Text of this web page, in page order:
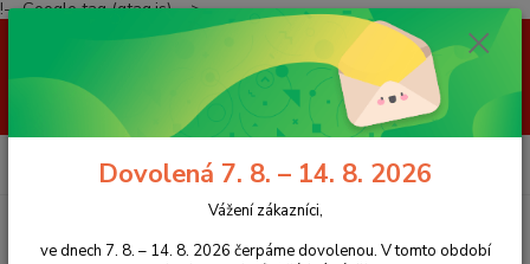
!-- Google tag (gtag.js) -->
Vážení zákazníci, ve dnech 7. 8. – 14. 8. 2026 čerpáme dovolenou. V
tomto období nebudeme odesílat žádné zásilky. Pokud však v tomto
termínu objednáte zboží v minimální hodnotě 1 000 Kč vč. DPH, získáte
od nás dárek v hodnotě 350 Kč pro Vašeho papouška! Děkujeme za
pochopení a přejeme krásné léto!
Menu
CZK
(Po-Pá, 8-16 hod.)Dovolená 7. 8. – 14. 8. 2026
Vážení zákazníci,
ve dnech 7. 8. – 14. 8. 2026 čerpáme dovolenou. V tomto období